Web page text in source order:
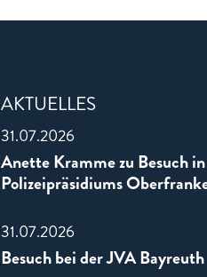
AKTUELLES
31.07.2026
Anette Kramme zu Besuch
Polizeipräsidiums
31.07.2026
Besuch bei der JVA Bayreuth